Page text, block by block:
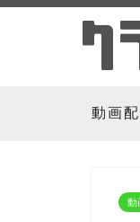
動画
動